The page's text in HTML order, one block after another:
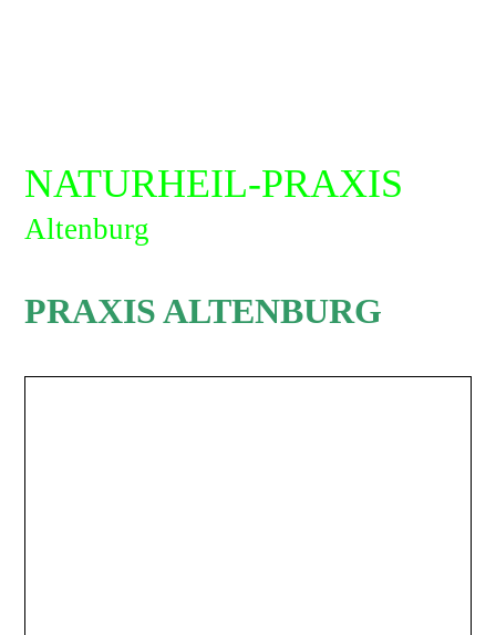
NATURHEIL-PRAXIS
Altenburg
PRAXIS ALTENBURG